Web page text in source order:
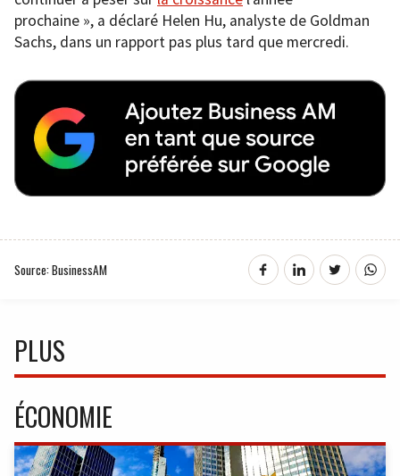
prochaine », a déclaré Helen Hu, analyste de Goldman
Sachs, dans un rapport pas plus tard que mercredi.
Source: BusinessAM
PLUS
ÉCONOMIE